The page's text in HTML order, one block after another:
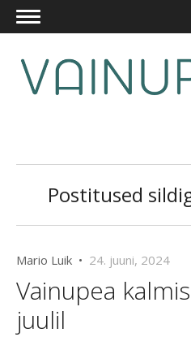
Postitused
Mario Luik • 24. juuni, 2024
Vainupea
juulil